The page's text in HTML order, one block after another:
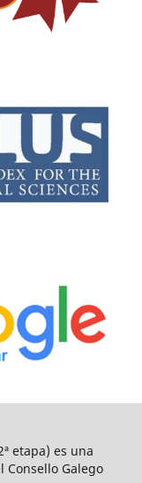
etapa) es una
Consello Galego